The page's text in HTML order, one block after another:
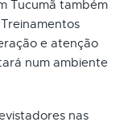
Tucumã também
e atenção
num ambiente
nas